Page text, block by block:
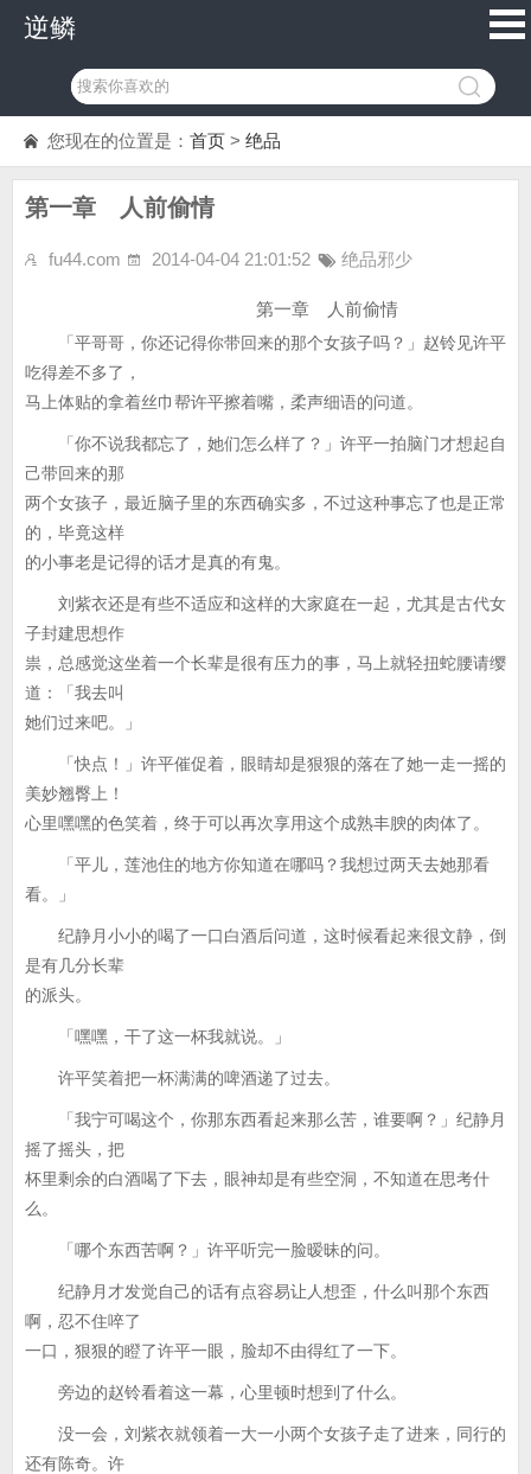
逆鳞
您现在的位置是： 首页 > 绝品
第一章 人前偷情
fu44.com 2014-04-04 21:01:52 绝品邪少
第一章 人前偷情
「平哥哥，你还记得你带回来的那个女孩子吗？」赵铃见许平
吃得差不多了，
马上体贴的拿着丝巾帮许平擦着嘴，柔声细语的问道。
「你不说我都忘了，她们怎么样了？」许平一拍脑门才想起自
己带回来的那
两个女孩子，最近脑子里的东西确实多，不过这种事忘了也是正常
的，毕竟这样
的小事老是记得的话才是真的有鬼。
刘紫衣还是有些不适应和这样的大家庭在一起，尤其是古代女
子封建思想作
祟，总感觉这坐着一个长辈是很有压力的事，马上就轻扭蛇腰请缨
道：「我去叫
她们过来吧。」
「快点！」许平催促着，眼睛却是狠狠的落在了她一走一摇的
美妙翘臀上！
心里嘿嘿的色笑着，终于可以再次享用这个成熟丰腴的肉体了。
「平儿，莲池住的地方你知道在哪吗？我想过两天去她那看
看。」
纪静月小小的喝了一口白酒后问道，这时候看起来很文静，倒
是有几分长辈
的派头。
「嘿嘿，干了这一杯我就说。」
许平笑着把一杯满满的啤酒递了过去。
「我宁可喝这个，你那东西看起来那么苦，谁要啊？」纪静月
摇了摇头，把
杯里剩余的白酒喝了下去，眼神却是有些空洞，不知道在思考什
么。
「哪个东西苦啊？」许平听完一脸暧昧的问。
纪静月才发觉自己的话有点容易让人想歪，什么叫那个东西
啊，忍不住啐了
一口，狠狠的瞪了许平一眼，脸却不由得红了一下。
旁边的赵铃看着这一幕，心里顿时想到了什么。
没一会，刘紫衣就领着一大一小两个女孩子走了进来，同行的
还有陈奇。许